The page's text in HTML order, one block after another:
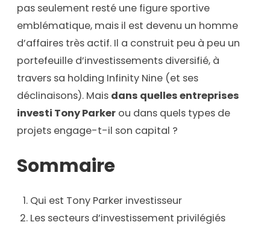
pas seulement resté une figure sportive
emblématique, mais il est devenu un homme
d’affaires très actif. Il a construit peu à peu un
portefeuille d’investissements diversifié, à
travers sa holding Infinity Nine (et ses
déclinaisons). Mais dans quelles entreprises
investi Tony Parker ou dans quels types de
projets engage-t-il son capital ?
Sommaire
Qui est Tony Parker investisseur
Les secteurs d’investissement privilégiés